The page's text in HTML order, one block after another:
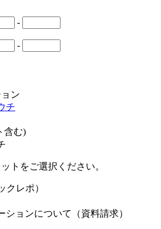
-
-
ン
チ
含む)
トをご選択ください。
クレポ）
ションについて（資料請求）